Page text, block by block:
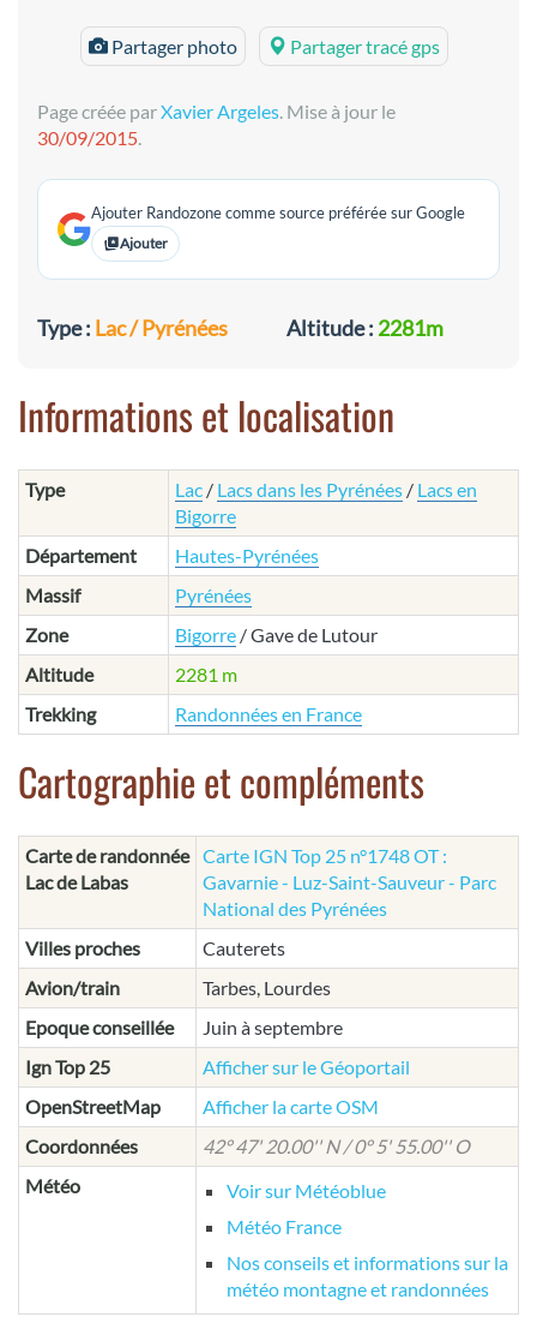
Partager photo Partager tracé gps
Page créée parXavier Argeles. Mise à jour le
30/09/2015.
Ajouter Randozone comme source préférée sur Google
Ajouter
Type : Lac / Pyrénées Altitude : 2281m
Informations et localisation
Type Lac / Lacs dans les Pyrénées / Lacs en
Bigorre
Département
Hautes-Pyrénées
Massif
Pyrénées
Zone
Bigorre / Gave de Lutour
Altitude
2281 m
Trekking
Randonnées en France
Cartographie et compléments
Carte de randonnée
Lac de Labas
Carte IGN Top 25 n°1748 OT :
Gavarnie - Luz-Saint-Sauveur - Parc
National des Pyrénées
Villes proches
Cauterets
Avion/train
Tarbes, Lourdes
Epoque conseillée
Juin à septembre
Ign Top 25
Afficher sur le Géoportail
OpenStreetMap
Afficher la carte OSM
Coordonnées
42° 47' 20.00'' N / 0° 5' 55.00'' O
Météo
Voir sur Météoblue
Météo France
Nos conseils et informations sur la
météo montagne et randonnées